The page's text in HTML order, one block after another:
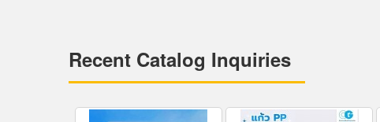
Recent Catalog Inquiries